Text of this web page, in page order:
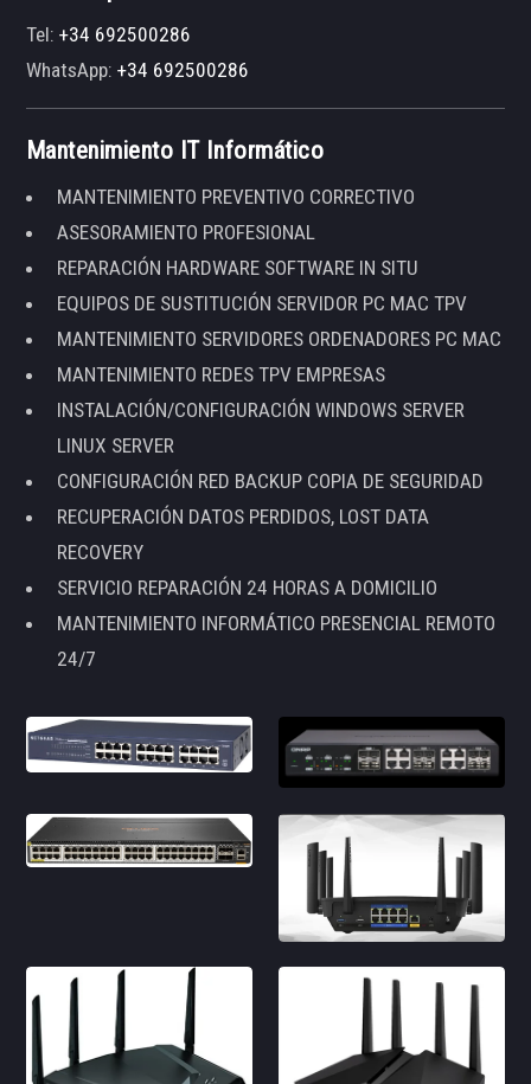
Tel:+34 692500286
WhatsApp:+34 692500286
Mantenimiento IT Informático
MANTENIMIENTO PREVENTIVO CORRECTIVO
ASESORAMIENTO PROFESIONAL
REPARACIÓN HARDWARE SOFTWARE IN SITU
EQUIPOS DE SUSTITUCIÓN SERVIDOR PC MAC TPV
MANTENIMIENTO SERVIDORES ORDENADORES PC MAC
MANTENIMIENTO REDES TPV EMPRESAS
INSTALACIÓN/CONFIGURACIÓN WINDOWS SERVER
LINUX SERVER
CONFIGURACIÓN RED BACKUP COPIA DE SEGURIDAD
RECUPERACIÓN DATOS PERDIDOS, LOST DATA
RECOVERY
SERVICIO REPARACIÓN 24 HORAS A DOMICILIO
MANTENIMIENTO INFORMÁTICO PRESENCIAL REMOTO
24/7